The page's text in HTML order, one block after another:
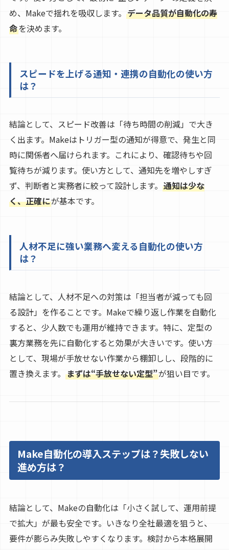
め、Makeで揺れを吸収します。 データ品質が自動化の寿
命を決めます。
スピードを上げる通知・連携の自動化の使い方
は？
結論として、スピード改善は「待ち時間の削減」で大き
く出ます。Makeはトリガー型の通知が得意で、発生と同
時に関係者へ届けられます。これにより、確認待ちや回
覧待ちが減ります。使い方として、通知先を増やしすぎ
ず、判断者と実務者に絞って設計します。 通知は少な
く、正確にが基本です。
人材不足に強い業務へ変える自動化の使い方
は？
結論として、人材不足への対策は「担当者が減っても回
る設計」を作ることです。Makeで繰り返し作業を自動化
すると、少人数でも運用が維持できます。特に、定型の
裏方業務を先に自動化すると効果が大きいです。使い方
として、現場が手放せない作業から棚卸しし、段階的に
置き換えます。 まずは“手放せない定型”が狙い目です。
Make自動化の導入ステップは？失敗しない
進め方は？
結論として、Makeの自動化は「小さく試して、運用前提
で拡大」が最も安全です。いきなり全社最適を狙うと、
要件が膨らみ失敗しやすくなります。検討から本格展開